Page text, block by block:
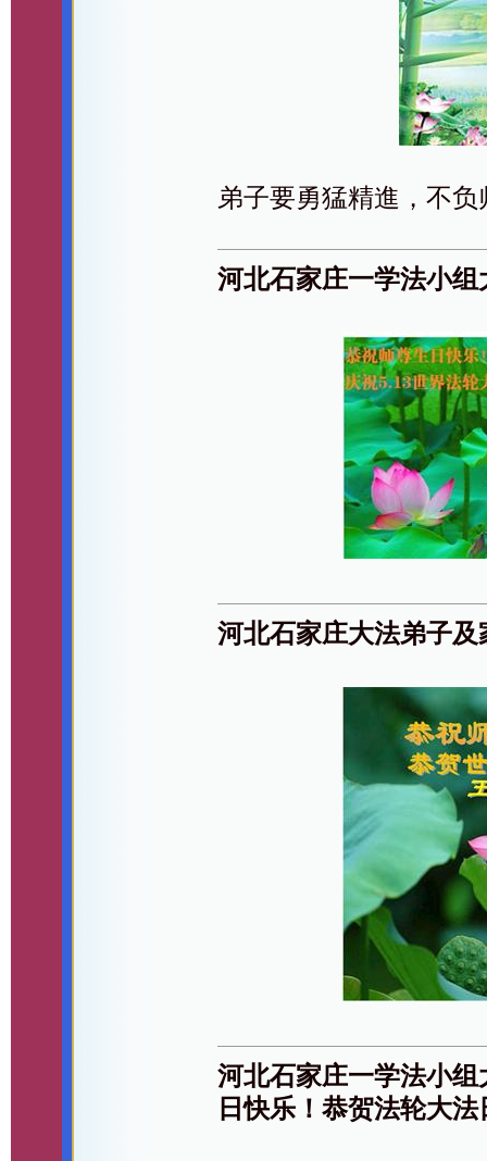
弟子要勇猛精進，不
河北石家庄一学法小
河北石家庄大法弟子
河北石家庄一学法小
日快乐！恭贺法轮大法